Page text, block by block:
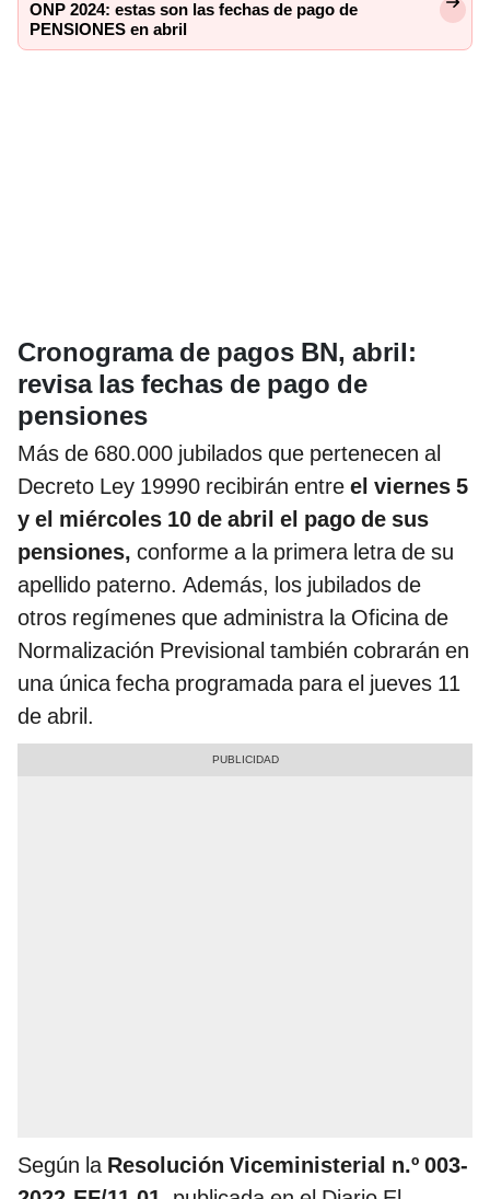
ONP 2024: estas son las fechas de pago de
PENSIONES en abril
Cronograma de pagos BN, abril:
revisa las fechas de pago de
pensiones
Más de 680.000 jubilados que pertenecen al
Decreto Ley 19990 recibirán entre el viernes 5
y el miércoles 10 de abril el pago de sus
pensiones, conforme a la primera letra de su
apellido paterno. Además, los jubilados de
otros regímenes que administra la Oficina de
Normalización Previsional también cobrarán en
una única fecha programada para el jueves 11
de abril.
Según la Resolución Viceministerial n.º 003-